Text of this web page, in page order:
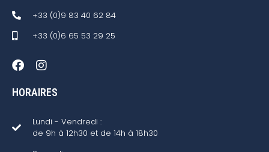
+33 (0)9 83 40 62 84
+33 (0)6 65 53 29 25
HORAIRES
Lundi - Vendredi :
de 9h à 12h30 et de 14h à 18h30